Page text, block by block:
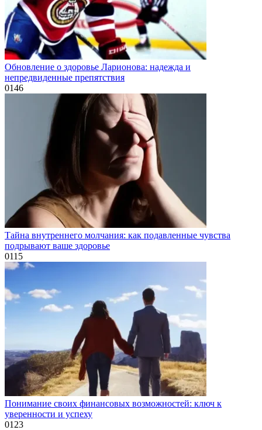
Обновление о здоровье Ларионова: надежда и
непредвиденные препятствия
0146
Тайна внутреннего молчания: как подавленные чувства
подрывают ваше здоровье
0115
Понимание своих финансовых возможностей: ключ к
уверенности и успеху
0123